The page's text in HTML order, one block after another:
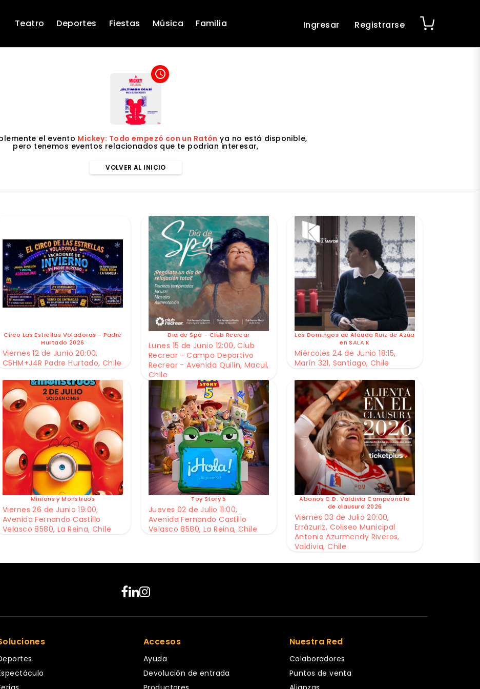
Teatro Deportes Fiestas Música Familia Ingresar Registrarse
access_time
el evento Mickey: Todo empezó con un Ratón ya no está disponible,
pero tenemos eventos relacionados que te podrian interesar,
VOLVER AL INICIO
Circo Las Estrellas Voladoras - Padre
Hurtado 2026
Viernes 12 de Junio 20:00,
C5HM+J4R Padre Hurtado, Chile
Dia de Spa - Club Recrear
Lunes 15 de Junio 12:00, Club
Recrear - Campo Deportivo
Recrear - Avenida Quilin, Macul,
Chile
Los Domingos de Alauda Ruiz de Azúa
en SALA K
Miércoles 24 de Junio 18:15,
Marín 321, Santiago, Chile
Minions y Monstruos
Viernes 26 de Junio 19:00,
Avenida Fernando Castillo
Velasco 8580, La Reina, Chile
Toy Story 5
Jueves 02 de Julio 11:00,
Avenida Fernando Castillo
Velasco 8580, La Reina, Chile
Abonos C.D. Valdivia Campeonato
de clausura 2026
Viernes 03 de Julio 20:00,
Errázuriz, Coliseo Municipal
Antonio Azurmendy Riveros,
Valdivia, Chile
Accesos
Ayuda
Devolución de entrada
Nuestra Red
Colaboradores
Puntos de venta